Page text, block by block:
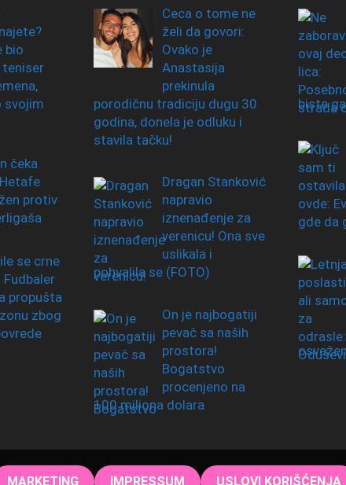
bio
teniser
svojim
čeka
protiv
se crne
propušta
zbog
Ceca o tome ne
želi da govori:
Ovako je
Anastasija
prekinula
porodičnu tradiciju dugu 30
godina, donela je odluku i
stavila tačku!
Dragan Stanković
napravio
iznenađenje za
verenicu! Ona sve
uslikala i
pohvalila se (FOTO)
On je najbogatiji
pevač sa naših
prostora!
Bogatstvo
procenjeno na
100 miliona dolara
biste
MARKETING IMPRESSUM USLOVI KORIŠĆENJA